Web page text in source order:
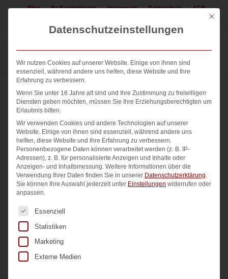
Blog Ihr Kundenkonto Impressum Datenschutz AGB
Mit
Datenschutzeinstellungen
Wir nutzen Cookies auf unserer Website. Einige von ihnen sind
essenziell, während andere uns helfen, diese Website und Ihre
Erfahrung zu verbessern.
Wenn Sie unter 16 Jahre alt sind und Ihre Zustimmung zu freiwilligen
Diensten geben möchten, müssen Sie Ihre Erziehungsberechtigten um
Erlaubnis bitten.
Wir verwenden Cookies und andere Technologien auf unserer
Website. Einige von ihnen sind essenziell, während andere uns
helfen, diese Website und Ihre Erfahrung zu verbessern.
Personenbezogene Daten können verarbeitet werden (z. B. IP-
Adressen), z. B. für personalisierte Anzeigen und Inhalte oder
Anzeigen- und Inhaltsmessung. Weitere Informationen über die
Verwendung Ihrer Daten finden Sie in unserer Datenschutzerklärung.
Sie können Ihre Auswahl jederzeit unter Einstellungen widerrufen oder
anpassen.
Es folgt eine Liste der Service-Gruppen, für die eine
Essenziell
Statistiken
Marketing
Externe Medien